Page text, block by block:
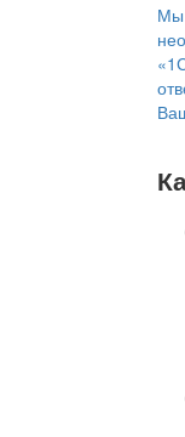
Мы